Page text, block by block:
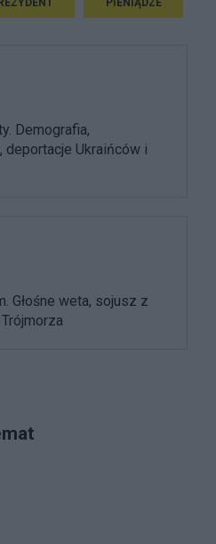
PIENIĄDZE
Demografia,
deportacje Ukraińców i
Głośne weta, sojusz z